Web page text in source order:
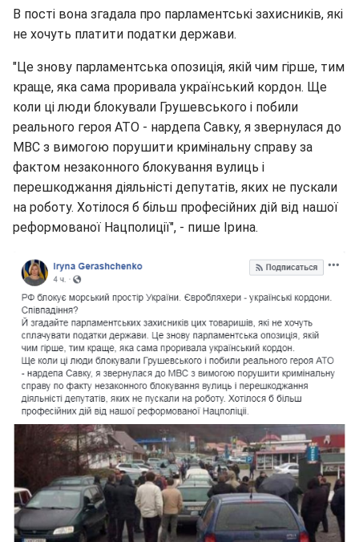
В пості вона згадала про парламентські захисників, які
не хочуть платити податки держави.
"Це знову парламентська опозиція, якій чим гірше, тим
краще, яка сама проривала український кордон. Ще
коли ці люди блокували Грушевського і побили
реального героя АТО - нардепа Савку, я звернулася до
МВС з вимогою порушити кримінальну справу за
фактом незаконного блокування вулиць і
перешкоджання діяльністі депутатів, яких не пускали
на роботу. Хотілося б більш професійних дій від нашої
реформованої Нацполиції", - пише Ірина.